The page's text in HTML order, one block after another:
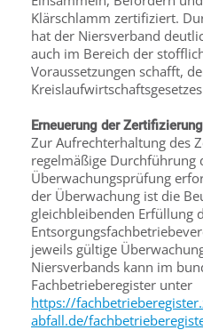
Klärschlamm zertifiziert.
hat der Niersverband
auch im Bereich der
Voraussetzungen schafft,
Erneuerung der Zertifizierung
Zur Aufrechterhaltung des
regelmäßige Durchführung
Überwachungsprüfung
der Überwachung ist die
gleichbleibenden Erfüllung
jeweils gültige
Niersverbands kann im
Fachbetrieberegister unter
https://
abfall.de/